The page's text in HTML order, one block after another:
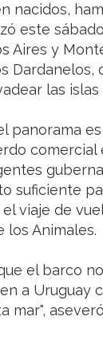
nacidos,
este
Aires y
Dardanelos,
las
panorama
suficiente
viaje de
los Animales.
el barco
a Uruguay
mar",